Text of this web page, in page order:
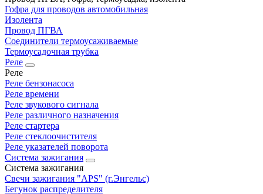
Гофра для проводов автомобильная
Изолента
Провод ПГВА
Соединители термоусаживаемые
Термоусадочная трубка
Реле
Реле
Реле бензонасоса
Реле времени
Реле звукового сигнала
Реле различного назначения
Реле стартера
Реле стеклоочистителя
Реле указателей поворота
Система зажигания
Система зажигания
Свечи зажигания "APS" (г.Энгельс)
Бегунок распределителя